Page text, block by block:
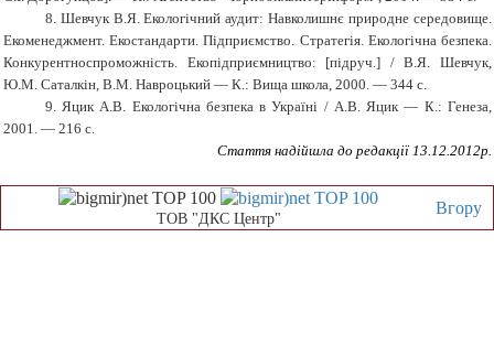
8. Шевчук В.Я. Екологічний аудит: Навколишнє природне середовище.
Екоменеджмент. Екостандарти. Підприємство. Стратегія. Екологічна безпека.
Конкурентноспроможність. Екопідприємництво: [підруч.] / В.Я. Шевчук,
Ю.М. Саталкін, В.М. Навроцький — К.: Вища школа, 2000. — 344 с.
9. Яцик А.В. Екологічна безпека в Україні / А.В. Яцик — К.: Генеза,
2001. — 216 с.
Стаття надійшла до редакції 13.12.2012р.
Вгору
ТОВ "ДКС Центр"